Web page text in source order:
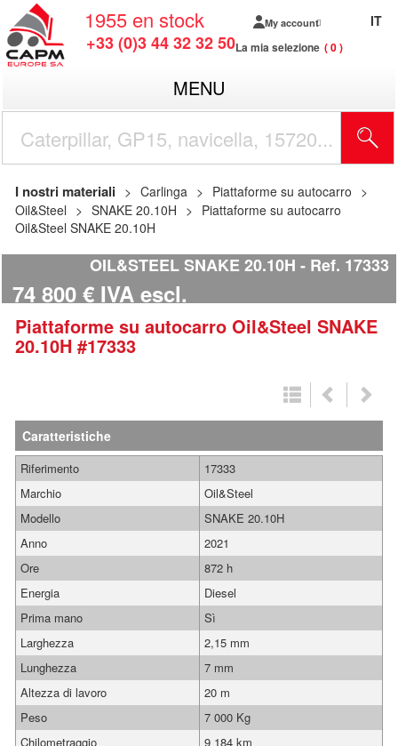
1955 en stock
+33 (0)3 44 32 32 50
My account
La mia selezione 0
IT
MENU
I nostri materiali Carlinga
Piattaforme su autocarro
Oil&Steel
SNAKE 20.10H
Piattaforme su autocarro
Oil&Steel SNAKE 20.10H
OIL&STEEL SNAKE 20.10H Ref. 17333
74 800 € IVA escl.
Piattaforme su autocarro Oil&Steel SNAKE
20.10H #17333
Caratteristiche
Riferimento
17333
Marchio
Oil&Steel
Modello
SNAKE 20.10H
Anno
2021
Ore
872 h
Energia
Diesel
Prima mano
Sì
Larghezza
2,15 mm
Lunghezza
7 mm
Altezza di lavoro
20 m
Peso
7 000 Kg
Chilometraggio
9 184 km